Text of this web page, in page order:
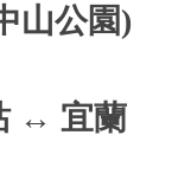
山公園)
↔ 宜蘭